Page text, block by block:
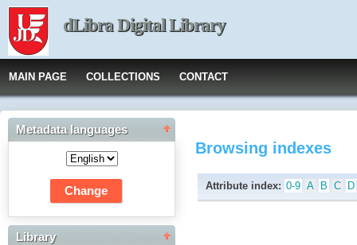
dLibra Digital Library
MAIN PAGE COLLECTIONS CONTACT
Metadata languages
Library
Browsing indexes
Attribute index: 0-9 A B C D